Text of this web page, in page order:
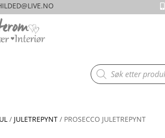

Products
search
/ JULETREPYNT / PROSECCO JULETREPYNT